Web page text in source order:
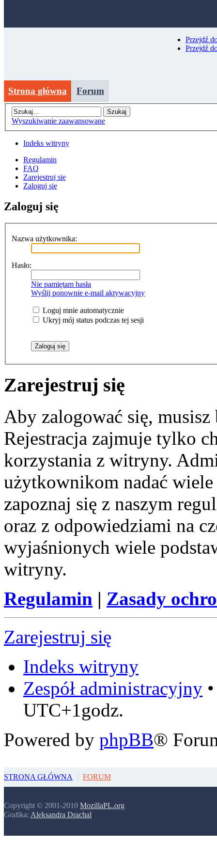
Przejdź
Przejdź
Strona główna Forum
Wyszukiwanie zaawansowane
Indeks witryny
Regulamin
FAQ
Zarejestruj się
Zaloguj się
Zaloguj się
Nazwa użytkownika:
Hasło:
Nie pamiętam hasła
Wyślij ponownie e-mail aktywacyjny
Loguj mnie automatycznie
Ukryj mój status podczas tej sesji
Zarejestruj się
Aby zalogować się,
Rejestracja zajmuje tylko
korzystania z witryny.
użytkownikom nadać
zapoznaj się z naszym
oraz z odpowiedziami na
wyjaśnionych wiele
witryny.
Regulamin | Zasady
Zarejestruj się
Indeks witryny
Zespół administracyjny
UTC+1godz.
Powered by phpBB®
STRONA GŁÓWNA FORUM
Copyright © 2001-2010 MozillaPL.org
Grafika: Aleksandra Drachal